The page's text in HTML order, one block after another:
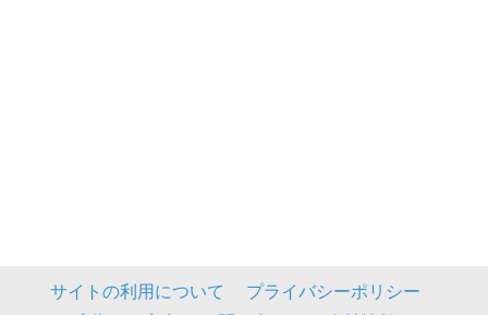
サイトの利用について
プライバシーポリシー